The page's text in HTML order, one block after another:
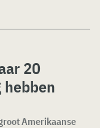
20
Amerikaanse